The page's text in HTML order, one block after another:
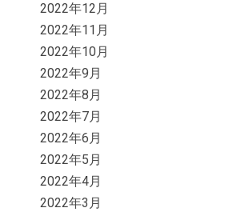
2022年12月
2022年11月
2022年10月
2022年9月
2022年8月
2022年7月
2022年6月
2022年5月
2022年4月
2022年3月